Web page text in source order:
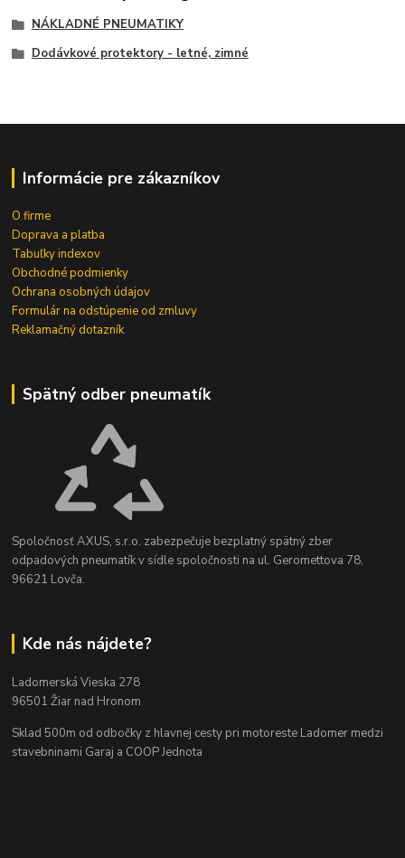
NÁKLADNÉ PNEUMATIKY
Dodávkové protektory - letné, zimné
Informácie pre zákazníkov
O firme
Doprava a platba
Tabuľky indexov
Obchodné podmienky
Ochrana osobných údajov
Formulár na odstúpenie od zmluvy
Reklamačný dotazník
Spätný odber pneumatík
Spoločnosť AXUS, s.r.o. zabezpečuje bezplatný spätný zber
odpadových pneumatík v sídle spoločnosti na ul. Geromettova 78,
96621 Lovča.
Kde nás nájdete?
Ladomerská Vieska 278
96501 Žiar nad Hronom
Sklad 500m od odbočky z hlavnej cesty pri motoreste Ladomer medzi
stavebninami Garaj a COOP Jednota